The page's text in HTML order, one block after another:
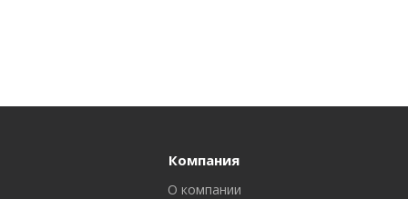
Компания
О компании